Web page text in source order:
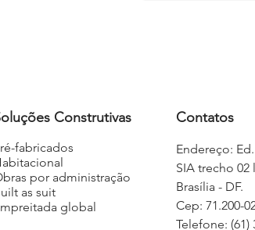
Construtivas
fabricados
por administração
as suit
global
Contatos
Endereço:
SIA trecho 02
Brasília - DF.
Cep: 71.200-
Telefone: (61)